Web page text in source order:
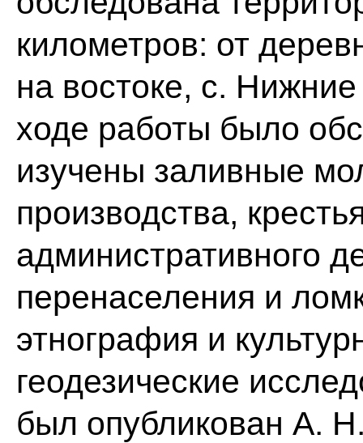
километров: от
на востоке, с.
ходе работы было
изучены заливные
производства,
административного
перенаселения и
этнография и
геодезические
был опубликован А.